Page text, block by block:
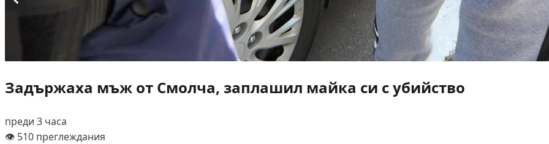
Задържаха мъж от Смолча, заплашил майка си с убийство
преди 3 часа
👁️ 510 преглеждания